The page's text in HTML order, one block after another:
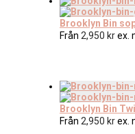
Brooklyn Bin
Från 2,950 krex.
Brooklyn Bin
Från 2,950 krex.